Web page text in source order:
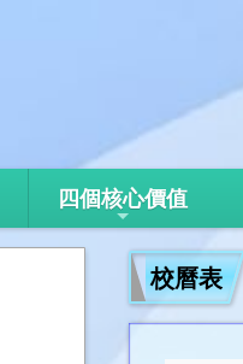
四個核心價值
校曆表